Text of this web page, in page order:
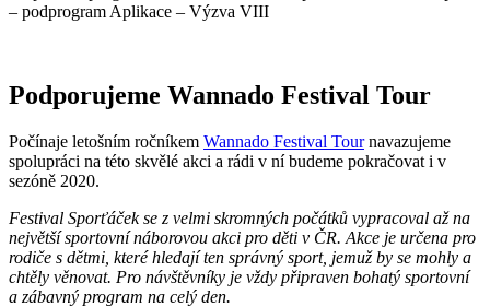
– podprogram Aplikace – Výzva VIII
Podporujeme Wannado Festival Tour
Počínaje letošním ročníkem Wannado Festival Tournavazujeme
spolupráci na této skvělé akci a rádi v ní budeme pokračovat i v
sezóně 2020.
Festival Sporťáček se z velmi skromných počátků vypracoval až na
největší sportovní náborovou akci pro děti v ČR. Akce je určena pro
rodiče s dětmi, které hledají ten správný sport, jemuž by se mohly a
chtěly věnovat. Pro návštěvníky je vždy připraven bohatý sportovní
a zábavný program na celý den.